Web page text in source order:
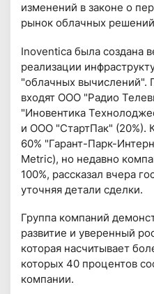
изменений в законе о
рынок облачных
Inoventica была создана
реализации
"облачных
входят ООО "Радио
"Иновентика
и ООО "СтартПак" (20%).
60% "Гарант-Парк-
Metric), но недавно
100%, рассказал вчера
уточняя детали сделки.
Группа компаний
развитие и уверенный
которая насчитывает
которых 40 процентов
компании.